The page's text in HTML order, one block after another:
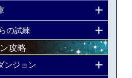
の試練
攻略
ンジョン